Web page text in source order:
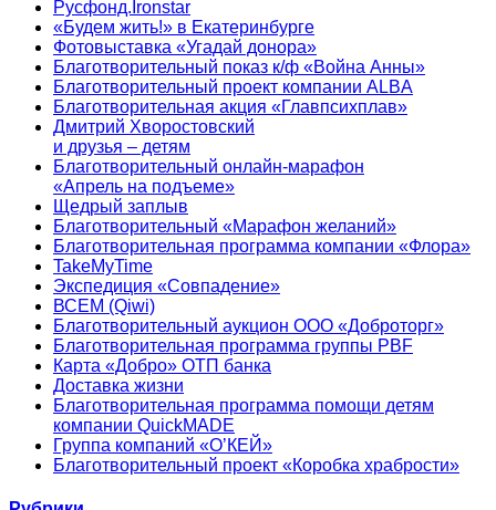
Русфонд.Ironstar
«Будем жить!» в Екатеринбурге
Фотовыставка «Угадай донора»
Благотворительный показ к/ф «Война Анны»
Благотворительный проект компании ALBA
Благотворительная акция «Главпсихплав»
Дмитрий Хворостовский
и друзья – детям
Благотворительный онлайн‑марафон
«Апрель на подъеме»
Щедрый заплыв
Благотворительный «Марафон желаний»
Благотворительная программа компании «Флора»
TakeMyTime
Экспедиция «Совпадение»
ВСЕМ (Qiwi)
Благотворительный аукцион ООО «Доброторг»
Благотворительная программа группы PBF
Карта «Добро» ОТП банка
Доставка жизни
Благотворительная программа помощи детям
компании QuickMADE
Группа компаний «О’КЕЙ»
Благотворительный проект «Коробка храбрости»